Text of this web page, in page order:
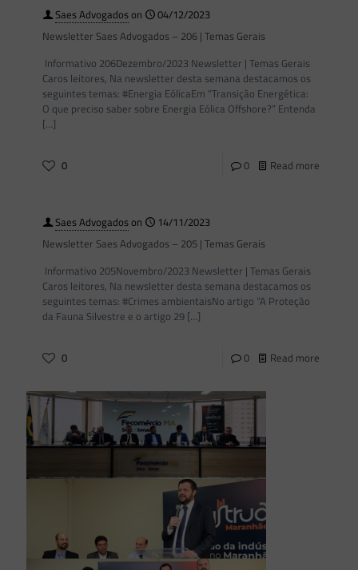
Saes Advogadoson
04/12/2023
Newsletter Saes Advogados – 206 | Temas Gerais
Informativo 206Dezembro/2023 Newsletter | Temas Gerais
Caros leitores, Na newsletter desta semana destacamos os
seguintes temas: #Energia EólicaEm “Transição Energética:
O que preciso saber sobre Energia Eólica Offshore?” Entenda
[…]
0 0 Read more
Saes Advogadoson
14/11/2023
Newsletter Saes Advogados – 205 | Temas Gerais
Informativo 205Novembro/2023 Newsletter | Temas Gerais
Caros leitores, Na newsletter desta semana destacamos os
seguintes temas: #Crimes ambientaisNo artigo “A Proteção
da Fauna Silvestre e o artigo 29 […]
0 0 Read more